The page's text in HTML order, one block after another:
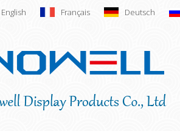
English Français Deutsch